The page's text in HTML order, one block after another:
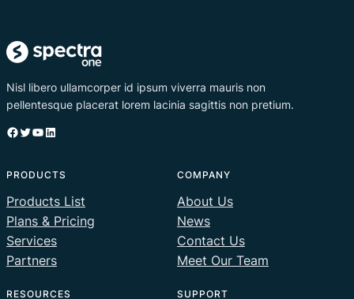
Nisl libero ullamcorper id ipsum viverra mauris non
pellentesque placerat lorem lacinia sagittis non pretium.
Facebook Twitter YouTube LinkedIn
PRODUCTS
Products List
Plans & Pricing
Services
Partners
COMPANY
About Us
News
Contact Us
Meet Our Team
RESOURCES SUPPORT